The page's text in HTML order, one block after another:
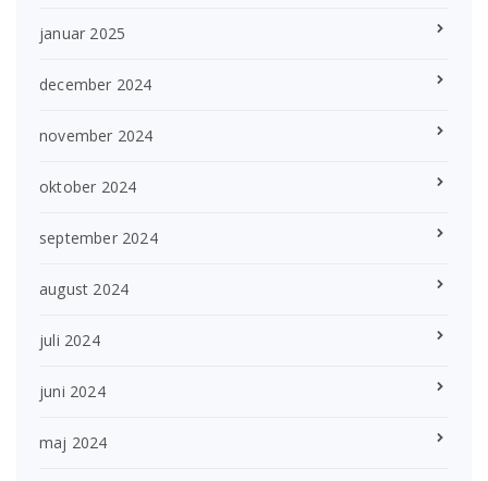
januar 2025
december 2024
november 2024
oktober 2024
september 2024
august 2024
juli 2024
juni 2024
maj 2024